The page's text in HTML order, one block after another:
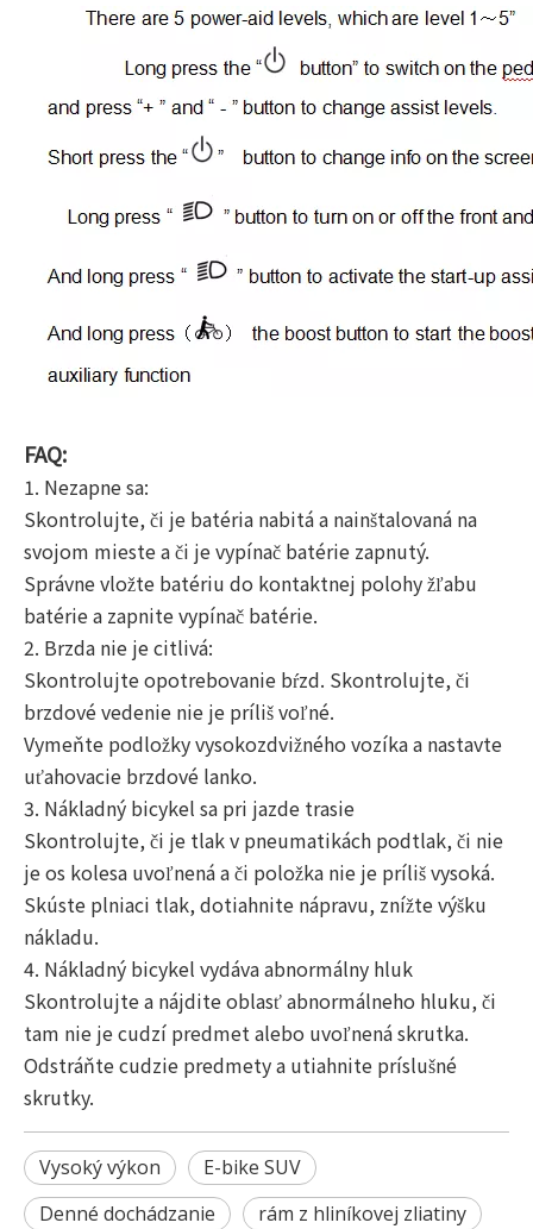
FAQ:
1. Nezapne sa:
Skontrolujte, či je batéria nabitá a nainštalovaná na
svojom mieste a či je vypínač batérie zapnutý.
Správne vložte batériu do kontaktnej polohy žľabu
batérie a zapnite vypínač batérie.
2. Brzda nie je citlivá:
Skontrolujte opotrebovanie bŕzd. Skontrolujte, či
brzdové vedenie nie je príliš voľné.
Vymeňte podložky vysokozdvižného vozíka a nastavte
uťahovacie brzdové lanko.
3. Nákladný bicykel sa pri jazde trasie
Skontrolujte, či je tlak v pneumatikách podtlak, či nie
je os kolesa uvoľnená a či položka nie je príliš vysoká.
Skúste plniaci tlak, dotiahnite nápravu, znížte výšku
nákladu.
4. Nákladný bicykel vydáva abnormálny hluk
Skontrolujte a nájdite oblasť abnormálneho hluku, či
tam nie je cudzí predmet alebo uvoľnená skrutka.
Odstráňte cudzie predmety a utiahnite príslušné
skrutky.
Vysoký výkon
E-bike SUV
Denné dochádzanie
rám z hliníkovej zliatiny